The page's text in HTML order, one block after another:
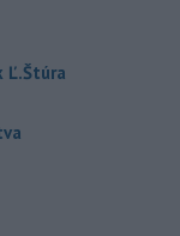
Ľ.Štúra